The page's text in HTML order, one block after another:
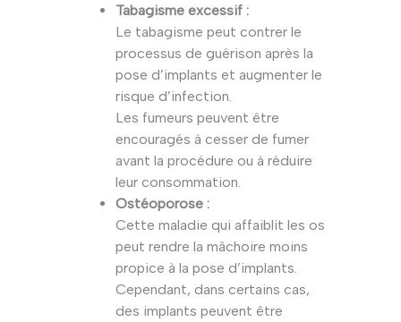
Tabagisme excessif :
Le tabagisme peut contrer le
processus de guérison après la
pose d’implants et augmenter le
risque d’infection.
Les fumeurs peuvent être
encouragés à cesser de fumer
avant la procédure ou à réduire
leur consommation.
Ostéoporose :
Cette maladie qui affaiblit les os
peut rendre la mâchoire moins
propice à la pose d’implants.
Cependant, dans certains cas,
des implants peuvent être